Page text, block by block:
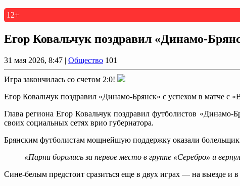
12+
Егор Ковальчук поздравил «Динамо-
31 мая 2026, 8:47 | Общество 101
Игра закончилась со счетом 2:0!
Егор Ковальчук поздравил «Динамо-Брянск» с успехом в матче с
Глава региона Егор Ковальчук поздравил футболистов
своих социальных сетях врио губернатора.
Брянским футболистам мощнейшую поддержку оказали
«Парни боролись за первое место в группе «Серебро» и
Сине-белым предстоит сразиться еще в двух играх — на выезде и